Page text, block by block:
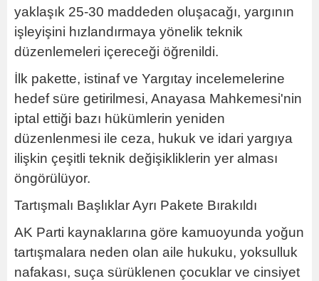
yaklaşık 25-30 maddeden oluşacağı, yargının
işleyişini hızlandırmaya yönelik teknik
düzenlemeleri içereceği öğrenildi.
İlk pakette, istinaf ve Yargıtay incelemelerine
hedef süre getirilmesi, Anayasa Mahkemesi'nin
iptal ettiği bazı hükümlerin yeniden
düzenlenmesi ile ceza, hukuk ve idari yargıya
ilişkin çeşitli teknik değişikliklerin yer alması
öngörülüyor.
Tartışmalı Başlıklar Ayrı Pakete Bırakıldı
AK Parti kaynaklarına göre kamuoyunda yoğun
tartışmalara neden olan aile hukuku, yoksulluk
nafakası, suça sürüklenen çocuklar ve cinsiyet